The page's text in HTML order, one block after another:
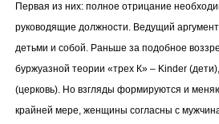
Первая из них: полное отрицание
руководящие должности. Ведущий
детьми и собой. Раньше за подобное
буржуазной теории «трех К» – Kinder
(церковь). Но взгляды формируются и
крайней мере, женщины согласны с